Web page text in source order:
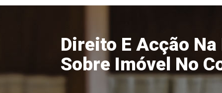
Direito E Acção
Sobre Imóvel No